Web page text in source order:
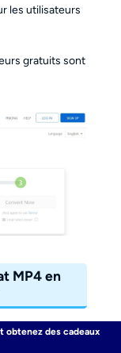
les utilisateurs
gratuits sont
MP4 en
pour visiter le
obtenez des cadeaux